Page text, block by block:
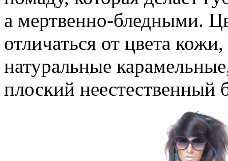
а мертвенно-бледными.
отличаться от цвета
натуральные
плоский неестественный